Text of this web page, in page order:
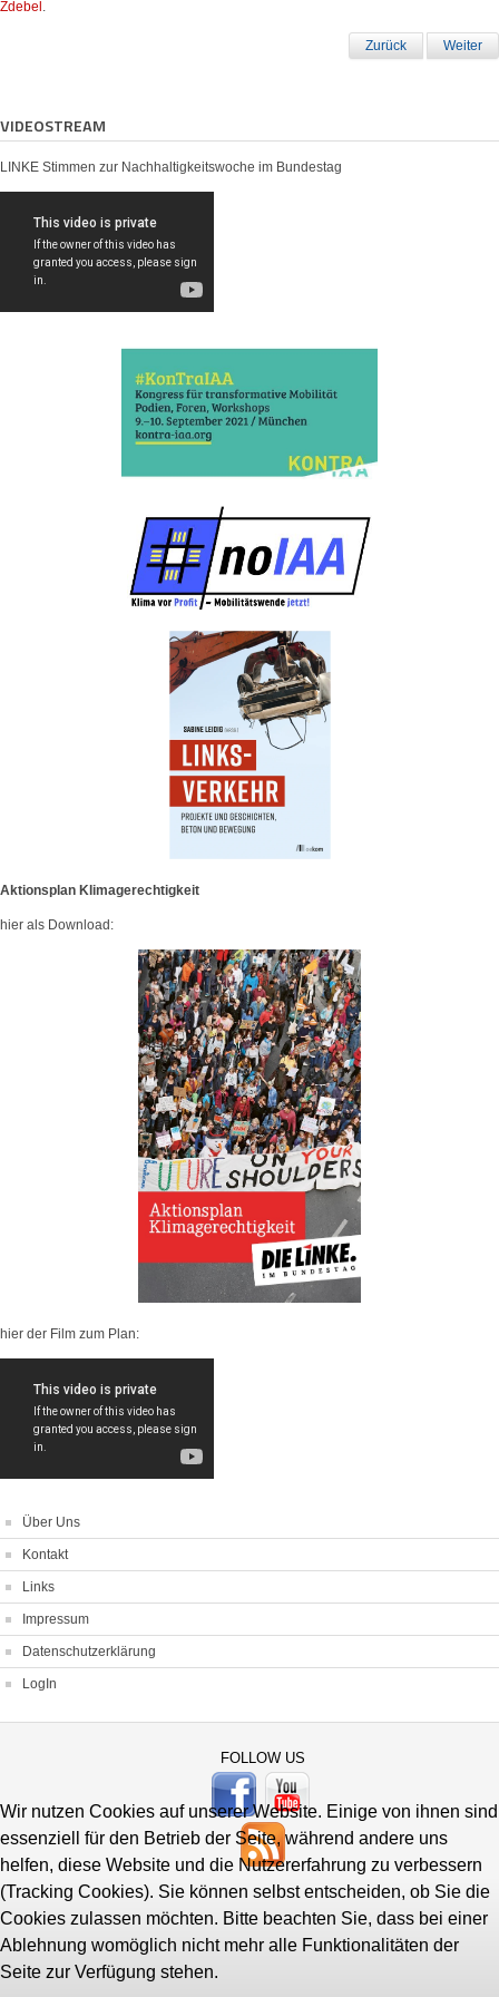
Zdebel .
Zurück Weiter
VIDEOSTREAM
LINKE Stimmen zur Nachhaltigkeitswoche im Bundestag
Aktionsplan Klimagerechtigkeit
hier als Download:
hier der Film zum Plan:
Über Uns
Kontakt
Links
Impressum
Datenschutzerklärung
LogIn
FOLLOW US
Wir nutzen Cookies auf unserer Website. Einige von ihnen sind
essenziell für den Betrieb der Seite, während andere uns
helfen, diese Website und die Nutzererfahrung zu verbessern
(Tracking Cookies). Sie können selbst entscheiden, ob Sie die
Cookies zulassen möchten. Bitte beachten Sie, dass bei einer
Ablehnung womöglich nicht mehr alle Funktionalitäten der
Seite zur Verfügung stehen.